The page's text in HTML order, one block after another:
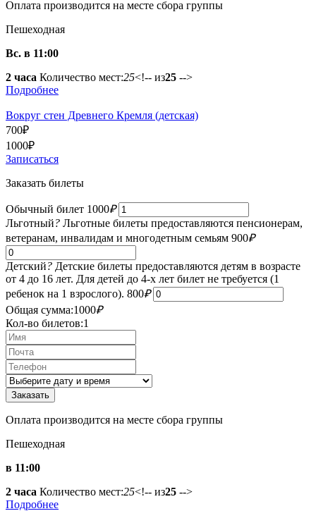
Оплата производится на месте сбора группы
Пешеходная
Вс. в 11:00
2 часа Количество мест:25<!-- из25 -->
Подробнее
Вокруг стен Древнего Кремля (детская)
700₽
1000₽
Записаться
Заказать билеты
Обычный билет 1000₽
Льготный? Льготные билеты предоставляются пенсионерам,
ветеранам, инвалидам и многодетным семьям 900₽
Детский? Детские билеты предоставляются детям в возрасте
от 4 до 16 лет. Для детей до 4-х лет билет не требуется (1
ребенок на 1 взрослого). 800₽
Общая сумма:1000₽
Кол-во билетов:1
Оплата производится на месте сбора группы
Пешеходная
в 11:00
2 часа Количество мест:25<!-- из25 -->
Подробнее